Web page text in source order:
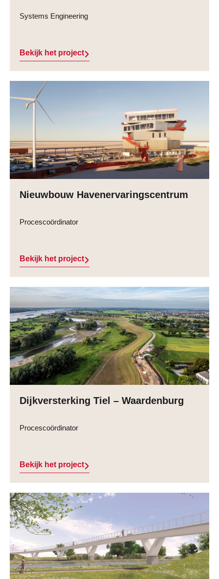
Systems Engineering
Bekijk het project
Nieuwbouw Havenervaringscentrum
Procescoördinator
Bekijk het project
Dijkversterking Tiel – Waardenburg
Procescoördinator
Bekijk het project